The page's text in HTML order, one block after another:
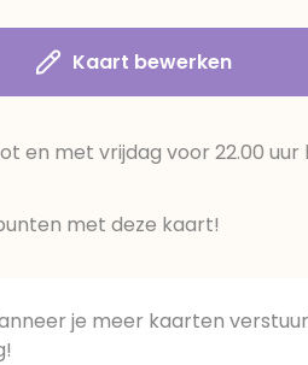
Kaart bewerken
en met vrijdag voor 22.00
met deze kaart!
je meer kaarten